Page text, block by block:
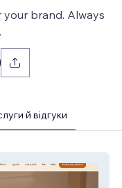
brand. Always
й відгуки